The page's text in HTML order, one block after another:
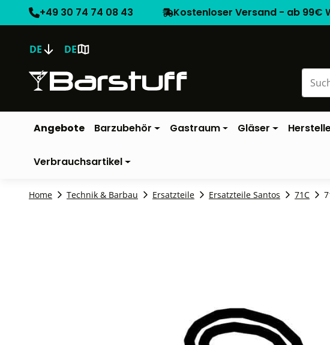
+49 30 74 74 08 43 Kostenloser Versand - ab 99€
DE DE
Angebote Barzubehör Gastraum Gläser
Verbrauchsartikel
Home Technik & Barbau Ersatzteile Ersatzteile Santos 71C